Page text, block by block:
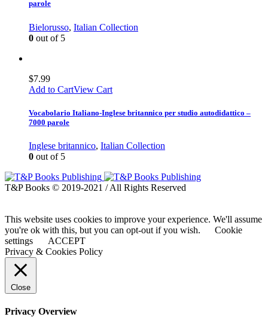
parole
Bielorusso, Italian Collection
0 out of 5
$7.99
Add to CartView Cart
Vocabolario Italiano-Inglese britannico per studio autodidattico –
7000 parole
Inglese britannico, Italian Collection
0 out of 5
T&P Books © 2019-2021 / All Rights Reserved
This website uses cookies to improve your experience. We'll assume
you're ok with this, but you can opt-out if you wish.
Cookie
settings
ACCEPT
Privacy & Cookies Policy
Close
Privacy Overview